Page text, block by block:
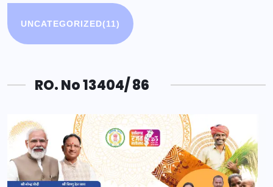
UNCATEGORIZED(11)
RO. No 13404/ 86